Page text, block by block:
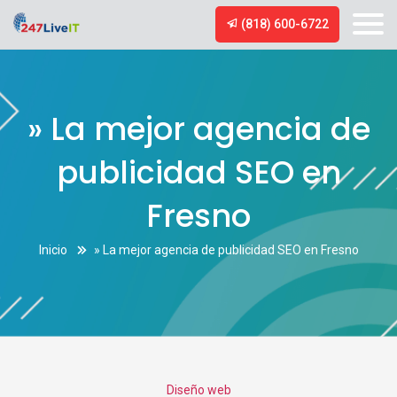
(818) 600-6722
» La mejor agencia de
publicidad SEO en
Fresno
Inicio » La mejor agencia de publicidad SEO en Fresno
Categories
Diseño web